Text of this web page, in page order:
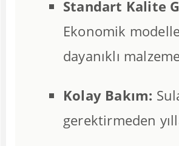
Standart Kalite
Ekonomik
dayanıklı
Kolay Bakım:
gerektirmeden